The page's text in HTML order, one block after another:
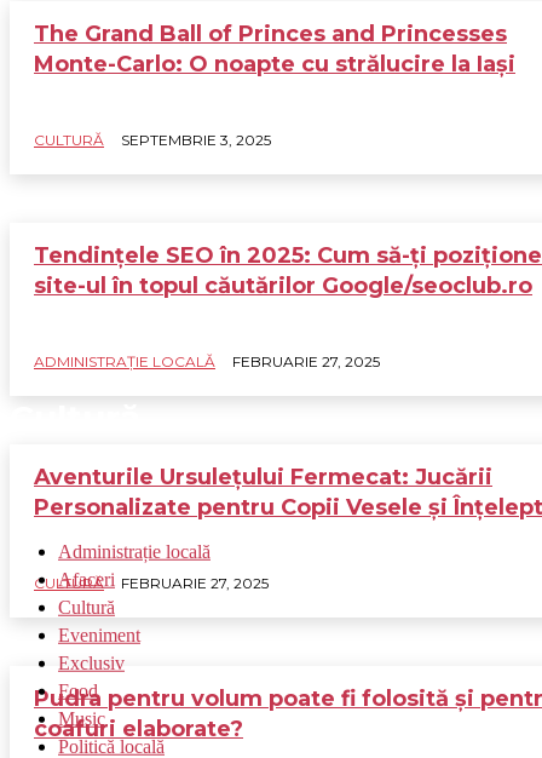
Administrație locală
Afaceri
Cultură
Eveniment
Exclusiv
Food
Music
Politică locală
The Grand Ball of Princes and Princesses
Monte-Carlo: O noapte cu strălucire la Iași
CULTURĂ SEPTEMBRIE 3, 2025
Tendințele SEO în 2025: Cum să-ți
site-ul în topul căutărilor Google/seoclub.ro
ADMINISTRAȚIE LOCALĂ FEBRUARIE 27, 2025
Aventurile Ursulețului Fermecat: Jucării
Personalizate pentru Copii Vesele și
CULTURĂ FEBRUARIE 27, 2025
Pudra pentru volum poate fi folosită și
coafuri elaborate?